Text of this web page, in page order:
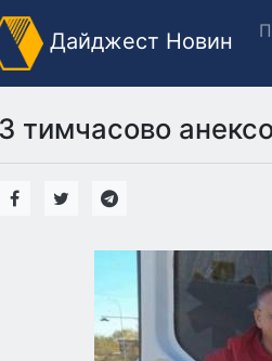
Дайджест Новин
З тимчасово